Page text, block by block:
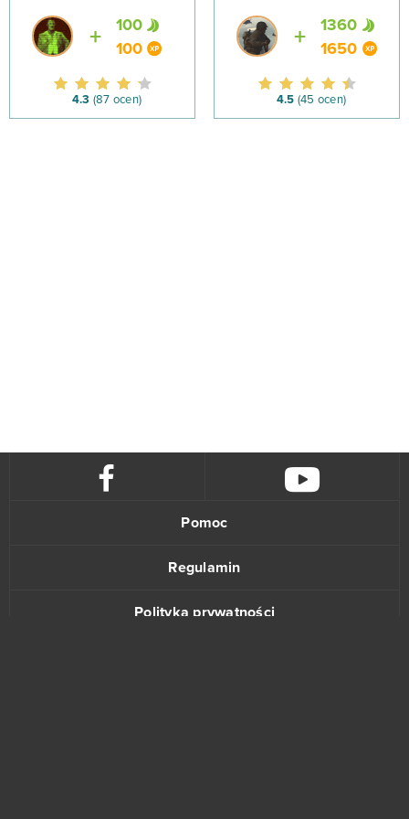
100
100
4.3 (87 ocen)
1360
1650
4.5 (45 ocen)
Pomoc
Regulamin
Polityka prywatności